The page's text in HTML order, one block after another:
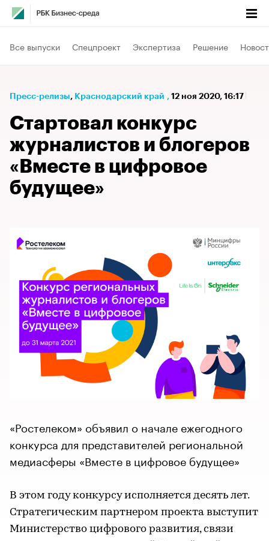
Все выпуски Спецпроект Экспертиза Решение
Пресс-релизы⁠, Краснодарский край , 12 ноя 2020, 16:17
Стартовал конкурс
журналистов и блогеров
«Вместе в цифровое
будущее»
«Ростелеком» объявил о начале ежегодного
конкурса для представителей региональной
медиасферы «Вместе в цифровое будущее»
В этом году конкурсу исполняется десять лет.
Стратегическим партнером проекта выступит
Министерство цифрового развития, связи